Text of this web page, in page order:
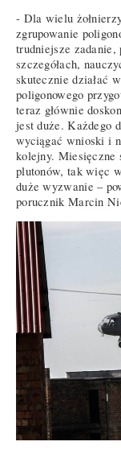
- Dla wielu
zgrupowanie
trudniejsze zadanie,
szczegółach,
skutecznie działać
poligonowego
teraz głównie
jest duże. Każdego
wyciągać wnioski i
kolejny. Miesięczne
plutonów, tak więc
duże wyzwanie –
porucznik Marcin